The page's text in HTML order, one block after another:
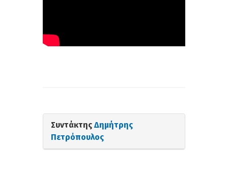
Συντάκτης Δημήτρης
Πετρόπουλος